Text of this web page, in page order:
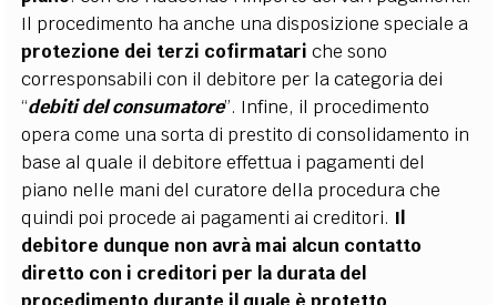
Il procedimento ha anche una disposizione speciale a
protezione dei terzi cofirmatari che sono
corresponsabili con il debitore per la categoria dei
“debiti del consumatore”. Infine, il procedimento
opera come una sorta di prestito di consolidamento in
base al quale il debitore effettua i pagamenti del
piano nelle mani del curatore della procedura che
quindi poi procede ai pagamenti ai creditori. Il
debitore dunque non avrà mai alcun contatto
diretto con i creditori per la durata del